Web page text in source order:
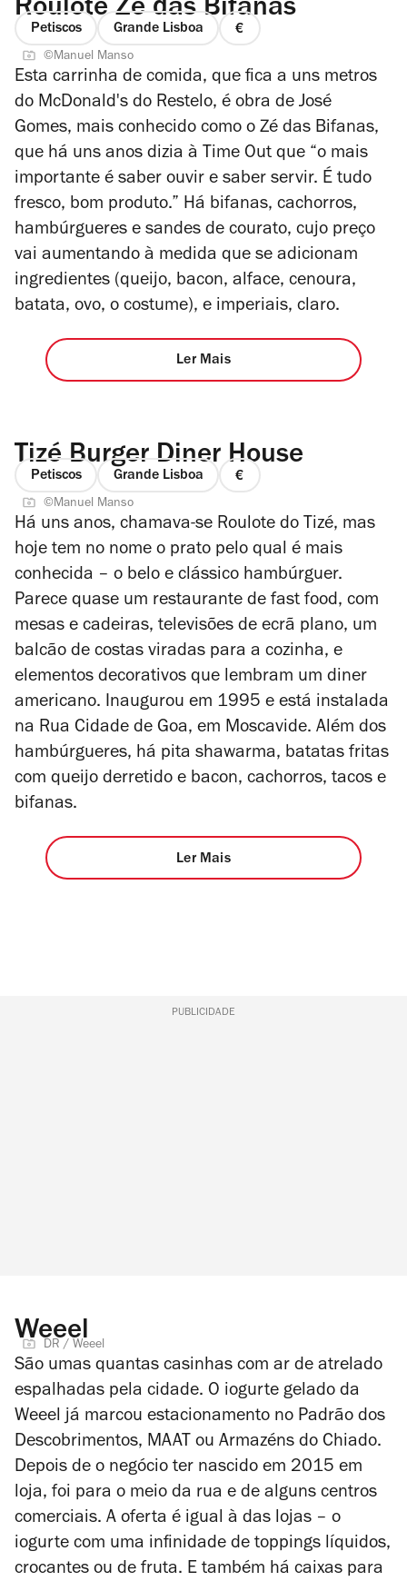
Roulote Zé das Bifanas
Petiscos Grande Lisboa
preço
de
4
©Manuel Manso
Esta carrinha de comida, que fica a uns metros
do McDonald's do Restelo, é obra de José
Gomes, mais conhecido como o Zé das Bifanas,
que há uns anos dizia à Time Out que “o mais
importante é saber ouvir e saber servir. É tudo
fresco, bom produto.” Há bifanas, cachorros,
hambúrgueres e sandes de courato, cujo preço
vai aumentando à medida que se adicionam
ingredientes (queijo, bacon, alface, cenoura,
batata, ovo, o costume), e imperiais, claro.
Ler Mais
Tizé Burger Diner House
Petiscos Grande Lisboa
preço
de
4
©Manuel Manso
Há uns anos, chamava-se Roulote do Tizé, mas
hoje tem no nome o prato pelo qual é mais
conhecida – o belo e clássico hambúrguer.
Parece quase um restaurante de fast food, com
mesas e cadeiras, televisões de ecrã plano, um
balcão de costas viradas para a cozinha, e
elementos decorativos que lembram um diner
americano. Inaugurou em 1995 e está instalada
na Rua Cidade de Goa, em Moscavide. Além dos
hambúrgueres, há pita shawarma, batatas fritas
com queijo derretido e bacon, cachorros, tacos e
bifanas.
Ler Mais
PUBLICIDADE
Weeel
DR / Weeel
São umas quantas casinhas com ar de atrelado
espalhadas pela cidade. O iogurte gelado da
Weeel já marcou estacionamento no Padrão dos
Descobrimentos, MAAT ou Armazéns do Chiado.
Depois de o negócio ter nascido em 2015 em
loja, foi para o meio da rua e de alguns centros
comerciais. A oferta é igual à das lojas – o
iogurte com uma infinidade de toppings líquidos,
crocantes ou de fruta. E também há caixas para